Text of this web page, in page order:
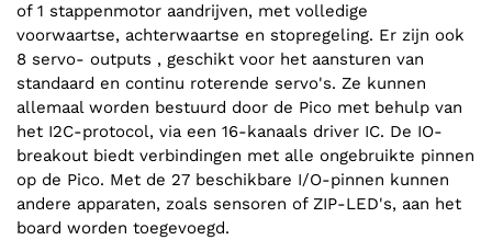
of 1 stappenmotor aandrijven, met volledige
voorwaartse, achterwaartse en stopregeling. Er zijn ook
8 servo- outputs , geschikt voor het aansturen van
standaard en continu roterende servo's. Ze kunnen
allemaal worden bestuurd door de Pico met behulp van
het I2C-protocol, via een 16-kanaals driver IC. De IO-
breakout biedt verbindingen met alle ongebruikte pinnen
op de Pico. Met de 27 beschikbare I/O-pinnen kunnen
andere apparaten, zoals sensoren of ZIP-LED's, aan het
board worden toegevoegd.